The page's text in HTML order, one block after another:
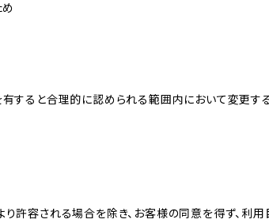
有すると合理的に認められる範囲内において変更
り許容される場合を除き、お客様の同意を得ず、